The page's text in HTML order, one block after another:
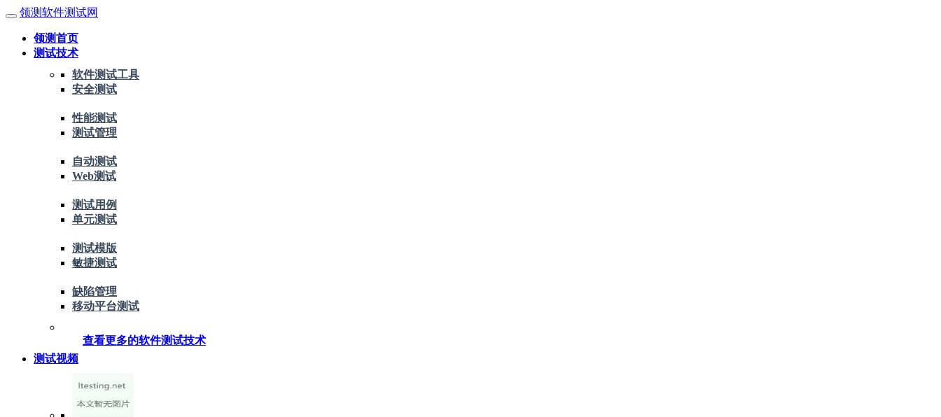
领测软件测试网
领测首页
测试技术
软件测试工具
安全测试
性能测试
测试管理
自动测试
Web测试
测试用例
单元测试
测试模版
敏捷测试
缺陷管理
移动平台测试
查看更多的软件测试技术
测试视频